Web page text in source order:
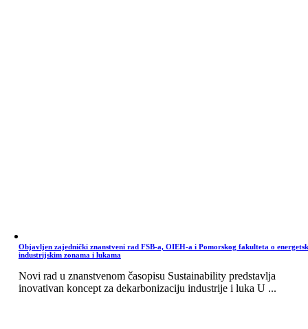
Objavljen zajednički znanstveni rad FSB-a, OIEH-a i Pomorskog fakulteta o
industrijskim zonama i lukama
Novi rad u znanstvenom časopisu Sustainability predstavlja
inovativan koncept za dekarbonizaciju industrije i luka U ...